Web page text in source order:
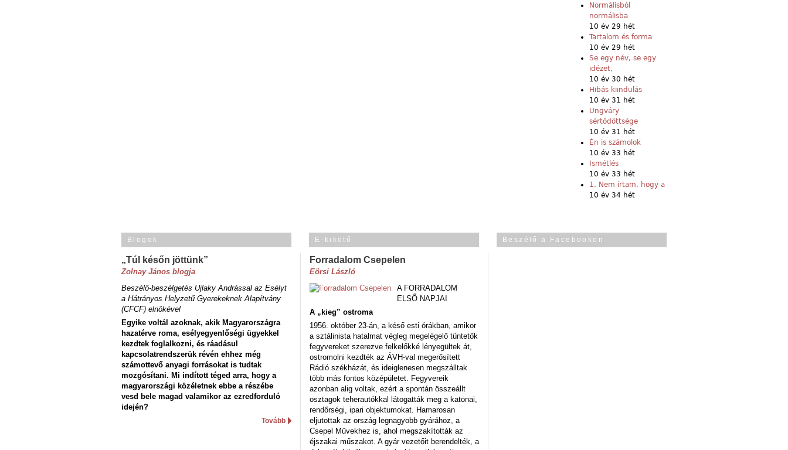
Normálisból
normálisba
10 év 29 hét
Tartalom és forma
10 év 29 hét
Se egy név, se egy
idézet,
10 év 30 hét
Hibás kiindulás
10 év 31 hét
Ungváry
sértődöttsége
10 év 31 hét
Én is számolok
10 év 33 hét
Ismétlés
10 év 33 hét
1. Nem írtam, hogy a
10 év 34 hét
Blogok
„Túl későn jöttünk”
Zolnay János blogja
Beszélő-beszélgetés Ujlaky Andrással az Esélyt
a Hátrányos Helyzetű Gyerekeknek Alapítvány
(CFCF) elnökével
Egyike voltál azoknak, akik Magyarországra
hazatérve roma, esélyegyenlőségi ügyekkel
kezdtek foglalkozni, és ráadásul
kapcsolatrendszerük révén ehhez még
számottevő anyagi forrásokat is tudtak
mozgósítani. Mi indított téged arra, hogy a
magyarországi közéletnek ebbe a részébe
vesd bele magad valamikor az ezredforduló
idején?
Tovább
E-kikötő
Forradalom Csepelen
Eörsi László
A FORRADALOM
ELSŐ NAPJAI
A „kieg” ostroma
1956. október 23-án, a késő esti órákban, amikor
a sztálinista hatalmat végleg megelégelő tüntetők
fegyvereket szerezve felkelőkké lényegültek át,
ostromolni kezdték az ÁVH-val megerősített
Rádió székházát, és ideiglenesen megszálltak
több más fontos középületet. Fegyvereik
azonban alig voltak, ezért a spontán összeállt
osztagok teherautókkal látogatták meg a katonai,
rendőrségi, ipari objektumokat. Hamarosan
eljutottak az ország legnagyobb gyárához, a
Csepel Művekhez is, ahol megszakították az
éjszakai műszakot. A gyár vezetőit berendelték, a
Beszélő a Facebookon